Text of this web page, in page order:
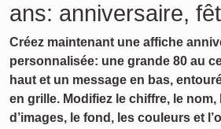
ans: anniversaire,
Créez maintenant une affiche
personnalisée: une grande 80 au
haut et un message en bas,
en grille. Modifiez le chiffre, le
d’images, le fond, les couleurs et